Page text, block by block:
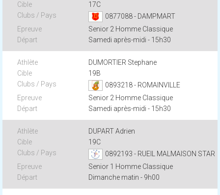
17C
0877088 - DAMPMART
Senior 2 Homme Classique
Samedi après-midi - 15h30
DUMORTIER Stephane
19B
0893218 - ROMAINVILLE
Senior 2 Homme Classique
Samedi après-midi - 15h30
DUPART Adrien
19C
0892193 - RUEIL MALMAISON STAR
Senior 1 Homme Classique
Dimanche matin - 9h00